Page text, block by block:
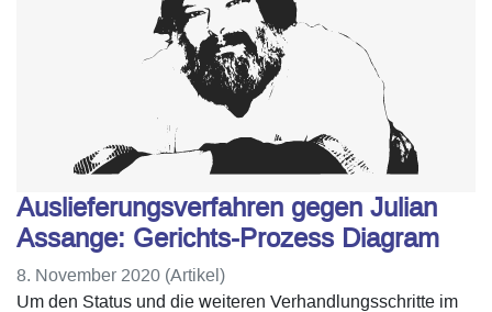
Auslieferungsverfahren gegen Julian
Assange: Gerichts-Prozess Diagram
8. November 2020 (Artikel)
Um den Status und die weiteren Verhandlungsschritte im